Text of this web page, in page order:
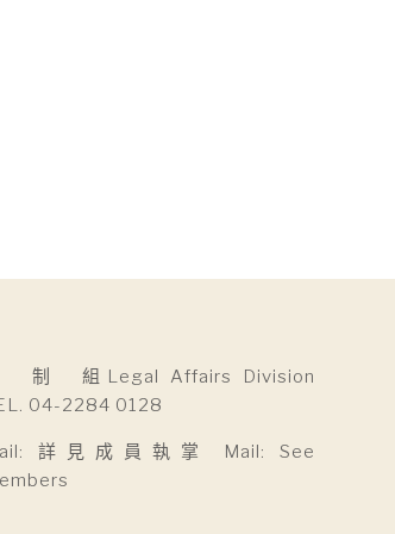
制 組Legal Affairs Division
04-2284 0128
詳見成員執掌 Mail: See